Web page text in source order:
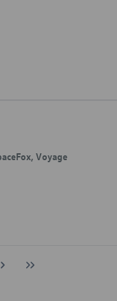
Voyage